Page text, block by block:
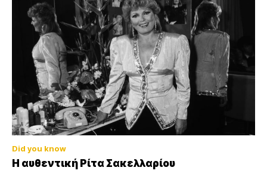
Did you know
Η αυθεντική Ρίτα Σακελλαρίου